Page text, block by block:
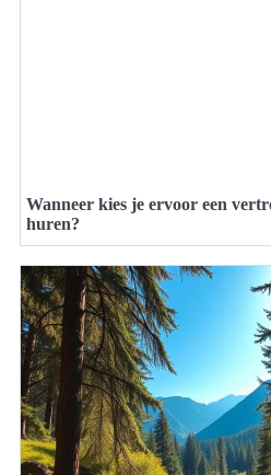
Wanneer kies je ervoor een
huren?